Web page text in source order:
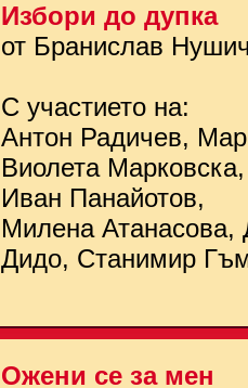
Избори до дупка
от Бранислав
С участието на:
Антон Радичев,
Виолета
Иван Панайотов,
Милена Атанасова,
Дидо, Станимир
Ожени се за мен